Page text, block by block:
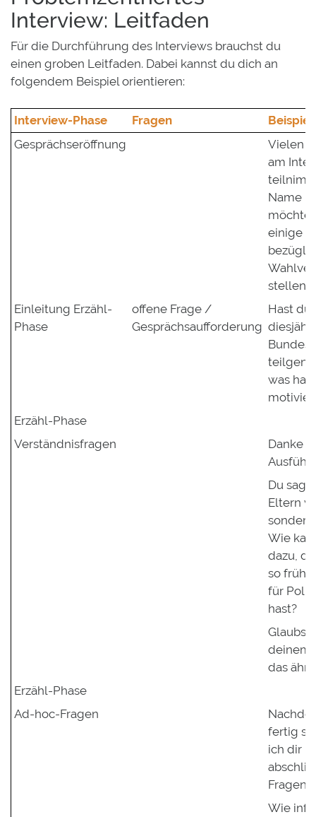
Interview: Leitfaden
Für die Durchführung des Interviews brauchst du
einen groben Leitfaden. Dabei kannst du dich an
folgendem Beispiel orientieren:
Interview-Phase Fragen
Gesprächseröffnung
Vielen
am
Name
möchte
einige
stellen.
Einleitung Erzähl-
Phase
offene Frage /
Gesprächsaufforderung
Hast du
was hat
Erzähl-Phase
Verständnisfragen
Danke
Du
Eltern
Wie
dazu,
so früh
für
hast?
Glaubst
deinem
das
Erzähl-Phase
Ad-hoc-Fragen
fertig
ich dir
Fragen
Wie